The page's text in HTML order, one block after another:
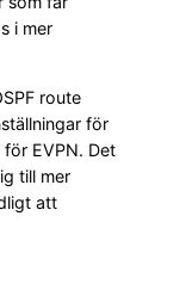
i mer
route
för
EVPN. Det
till mer
att